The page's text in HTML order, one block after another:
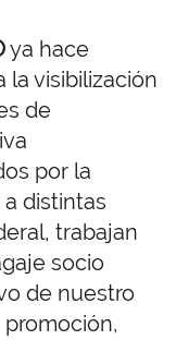
ya hace
la visibilización
de
por la
distintas
trabajan
socio
de nuestro
promoción,